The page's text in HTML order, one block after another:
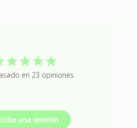
en 23 opiniones
una opinión